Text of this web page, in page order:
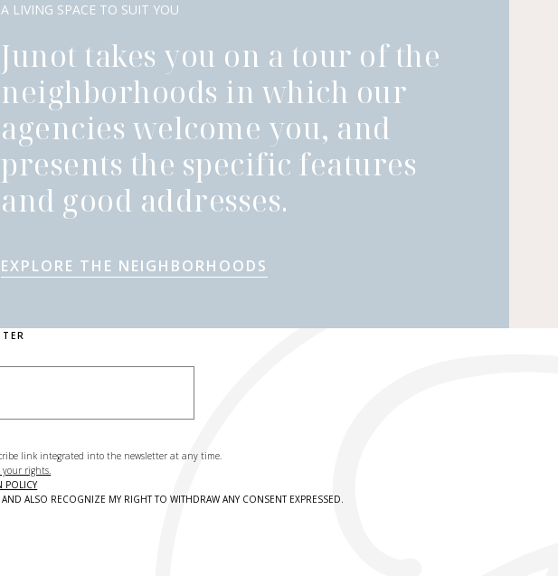
A LIVING SPACE TO SUIT YOU
Junot takes you on a tour of the
neighborhoods in which our
agencies welcome you, and
presents the specific features
and good addresses.
EXPLORE THE NEIGHBORHOODS
link integrated into the newsletter at any time.
rights.
POLICY
ALSO RECOGNIZE MY RIGHT TO WITHDRAW ANY CONSENT EXPRESSED.